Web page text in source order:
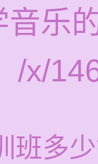
音乐
/x/
班多